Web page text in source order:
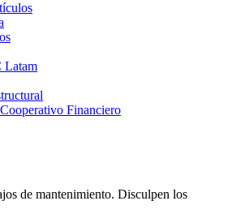
Latam
Financiero
de mantenimiento. Disculpen los